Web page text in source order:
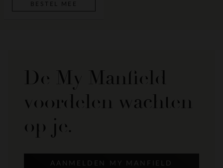
BESTEL MEE
De My Manfield
voordelen wachten
op je.
AANMELDEN MY MANFIELD